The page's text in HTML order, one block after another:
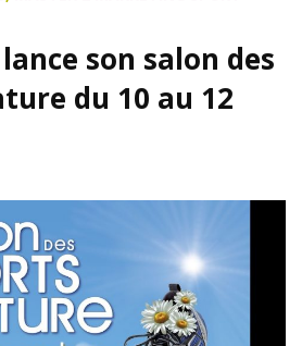
son salon des
du 10 au 12